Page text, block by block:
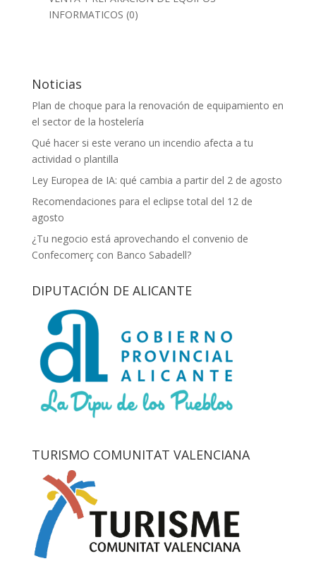
INFORMATICOS (0)
Noticias
Plan de choque para la renovación de equipamiento en
el sector de la hostelería
Qué hacer si este verano un incendio afecta a tu
actividad o plantilla
Ley Europea de IA: qué cambia a partir del 2 de agosto
Recomendaciones para el eclipse total del 12 de
agosto
¿Tu negocio está aprovechando el convenio de
Confecomerç con Banco Sabadell?
DIPUTACIÓN DE ALICANTE
TURISMO COMUNITAT VALENCIANA